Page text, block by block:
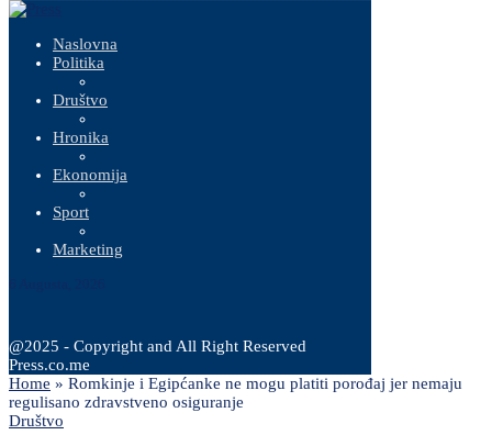
Naslovna
Politika
Društvo
Hronika
Ekonomija
Sport
Marketing
@2025 - Copyright and All Right Reserved
Press.co.me
Home » Romkinje i Egipćanke ne mogu platiti porođaj jer nemaju
regulisano zdravstveno osiguranje
Društvo